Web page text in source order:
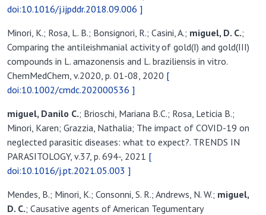
compounds in L. amazonensis and L. braziliensis in vitro.
doi:10.1002/cmdc.202000536 ]
miguel, Danilo C.; Brioschi, Mariana B.C.; Rosa, Leticia B.;
Minori, Karen; Grazzia, Nathalia; The impact of COVID-19 on
neglected parasitic diseases: what to expect?. TRENDS IN
doi:10.1016/j.pt.2021.05.003 ]
Mendes, B.; Minori, K.; Consonni, S. R.; Andrews, N. W.;miguel,
D. C.; Causative agents of American Tegumentary
Leishmaniasis are able to infect 3T3-L1 adipocytes in vitro.
[ doi:10.3389/fcimb.2022.824494 ]